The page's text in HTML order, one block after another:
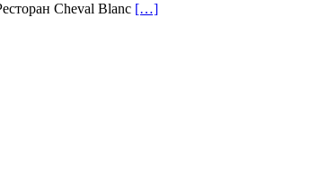
Cheval Blanc […]